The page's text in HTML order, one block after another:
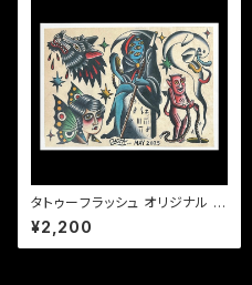
タトゥーフラッシュ オリジナル B
4サイズ ラッドメイク 2025'NE
W TATTOO FLASH-LIMITE
D50 No.12
¥2,200